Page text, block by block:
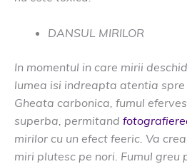
DANSUL MIRILOR
In momentul in care mirii
lumea isi indreapta atentia spre
Gheata carbonica, fumul
superba, permitand
mirilor cu un efect feeric. Va
miri plutesc pe nori. Fumul greu